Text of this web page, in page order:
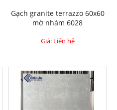
Gạch granite terrazzo 60x60
mờ nhám 6028
Giá: Liên hệ